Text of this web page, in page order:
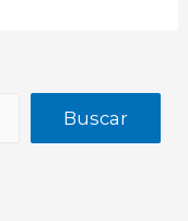
Buscar